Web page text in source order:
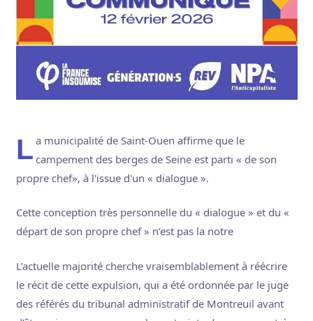
La municipalité de Saint-Ouen affirme que le campement des berges de Seine est parti « de son
propre chef», à l'issue d'un « dialogue ».
Cette conception très personnelle du « dialogue » et du «
départ de son propre chef » n’est pas la notre
L’actuelle majorité cherche vraisemblablement à réécrire
le récit de cette expulsion, qui a été ordonnée par le juge
des référés du tribunal administratif de Montreuil avant